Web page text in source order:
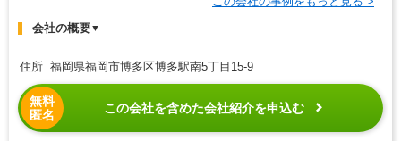
会社の概要▼
住所 福岡県福岡市博多区博多駅南5丁目15-9
無料
匿名
この会社を含めた会社紹介を申込む